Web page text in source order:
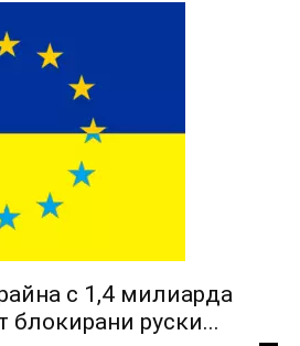
с 1,4 милиарда
блокирани руски...